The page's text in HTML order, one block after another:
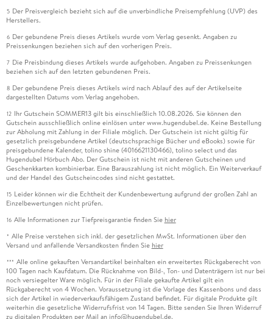
5 Der Preisvergleich bezieht sich auf die unverbindliche Preisempfehlung (UVP) des
Herstellers.
6 Der gebundene Preis dieses Artikels wurde vom Verlag gesenkt. Angaben zu
Preissenkungen beziehen sich auf den vorherigen Preis.
7 Die Preisbindung dieses Artikels wurde aufgehoben. Angaben zu Preissenkungen
beziehen sich auf den letzten gebundenen Preis.
8 Der gebundene Preis dieses Artikels wird nach Ablauf des auf der Artikelseite
dargestellten Datums vom Verlag angehoben.
12 Ihr Gutschein SOMMER13 gilt bis einschließlich 10.08.2026. Sie können den
Gutschein ausschließlich online einlösen unter www.hugendubel.de. Keine Bestellung
zur Abholung mit Zahlung in der Filiale möglich. Der Gutschein ist nicht gültig für
gesetzlich preisgebundene Artikel (deutschsprachige Bücher und eBooks) sowie für
preisgebundene Kalender, tolino shine (4016621130466), tolino select und das
Hugendubel Hörbuch Abo. Der Gutschein ist nicht mit anderen Gutscheinen und
Geschenkkarten kombinierbar. Eine Barauszahlung ist nicht möglich. Ein Weiterverkauf
und der Handel des Gutscheincodes sind nicht gestattet.
15 Leider können wir die Echtheit der Kundenbewertung aufgrund der großen Zahl an
Einzelbewertungen nicht prüfen.
16 Alle Informationen zur Tiefpreisgarantie finden Sie hier
* Alle Preise verstehen sich inkl. der gesetzlichen MwSt. Informationen über den
Versand und anfallende Versandkosten finden Sie hier
*** Alle online gekauften Versandartikel beinhalten ein erweitertes Rückgaberecht von
100 Tagen nach Kaufdatum. Die Rücknahme von Bild-, Ton- und Datenträgern ist nur bei
noch versiegelter Ware möglich. Für in der Filiale gekaufte Artikel gilt ein
Rückgaberecht von 4 Wochen. Voraussetzung ist die Vorlage des Kassenbons und dass
sich der Artikel in wiederverkaufsfähigem Zustand befindet. Für digitale Produkte gilt
weiterhin die gesetzliche Widerrufsfrist von 14 Tagen. Bitte senden Sie Ihren Widerruf
zu digitalen Produkten per Mail an info@hugendubel.de.